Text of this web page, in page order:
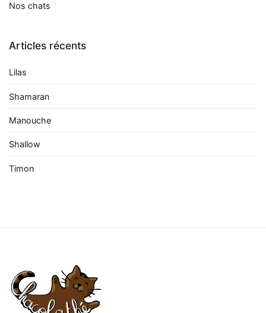
Nos chats
Articles récents
Lilas
Shamaran
Manouche
Shallow
Timon